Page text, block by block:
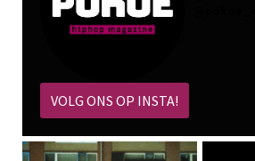
VOLG ONS OP INSTA!